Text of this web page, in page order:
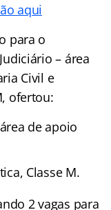
aqui
para o
– área
Civil e
ofertou:
de apoio
Classe M.
2 vagas para